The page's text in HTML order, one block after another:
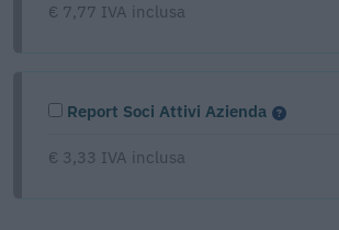
€ 7,77 IVA inclusa
Report Soci Attivi Azienda
€ 3,33 IVA inclusa